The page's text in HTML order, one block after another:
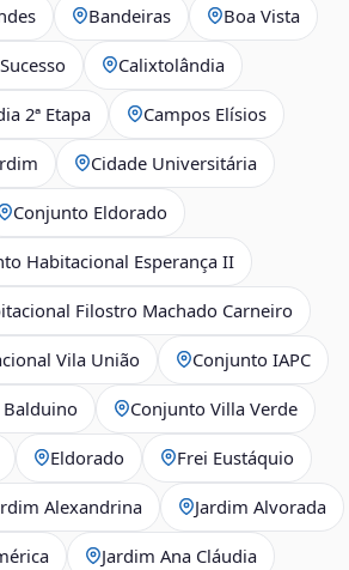
Bandeiras Boa Vista
Calixtolândia
2ª Etapa Campos Elísios
Cidade Universitária
Conjunto Eldorado
Habitacional Esperança II
Filostro Machado Carneiro
Vila União Conjunto IAPC
Conjunto Villa Verde
Eldorado Frei Eustáquio
Alexandrina Jardim Alvorada
Jardim Ana Cláudia